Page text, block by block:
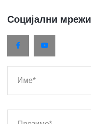
Социјални мрежи